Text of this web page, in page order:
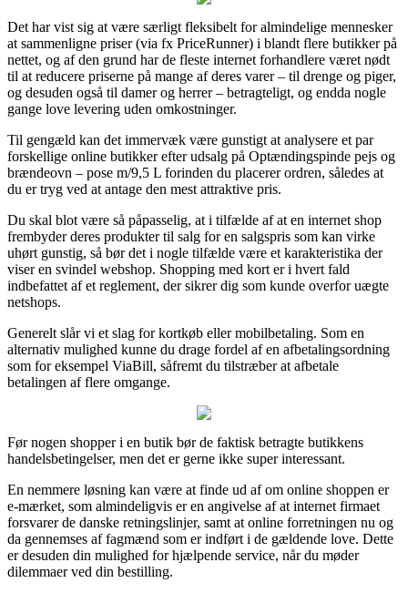
Det har vist sig at være særligt fleksibelt for almindelige mennesker
at sammenligne priser (via fx PriceRunner) i blandt flere butikker på
nettet, og af den grund har de fleste internet forhandlere været nødt
til at reducere priserne på mange af deres varer – til drenge og piger,
og desuden også til damer og herrer – betragteligt, og endda nogle
gange love levering uden omkostninger.
Til gengæld kan det immervæk være gunstigt at analysere et par
forskellige online butikker efter udsalg på Optændingspinde pejs og
brændeovn – pose m/9,5 L forinden du placerer ordren, således at
du er tryg ved at antage den mest attraktive pris.
Du skal blot være så påpasselig, at i tilfælde af at en internet shop
frembyder deres produkter til salg for en salgspris som kan virke
uhørt gunstig, så bør det i nogle tilfælde være et karakteristika der
viser en svindel webshop. Shopping med kort er i hvert fald
indbefattet af et reglement, der sikrer dig som kunde overfor uægte
netshops.
Generelt slår vi et slag for kortkøb eller mobilbetaling. Som en
alternativ mulighed kunne du drage fordel af en afbetalingsordning
som for eksempel ViaBill, såfremt du tilstræber at afbetale
betalingen af flere omgange.
Før nogen shopper i en butik bør de faktisk betragte butikkens
handelsbetingelser, men det er gerne ikke super interessant.
En nemmere løsning kan være at finde ud af om online shoppen er
e-mærket, som almindeligvis er en angivelse af at internet firmaet
forsvarer de danske retningslinjer, samt at online forretningen nu og
da gennemses af fagmænd som er indført i de gældende love. Dette
er desuden din mulighed for hjælpende service, når du møder
dilemmaer ved din bestilling.